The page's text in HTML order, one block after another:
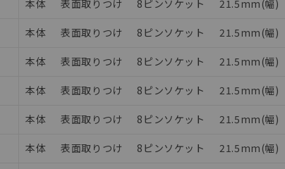
本体 表面取りつけ 8ピンソケット 21.5mm(幅)
本体 表面取りつけ 8ピンソケット 21.5mm(幅)
本体 表面取りつけ 8ピンソケット 21.5mm(幅)
本体 表面取りつけ 8ピンソケット 21.5mm(幅)
本体 表面取りつけ 8ピンソケット 21.5mm(幅)
本体 表面取りつけ 8ピンソケット 21.5mm(幅)